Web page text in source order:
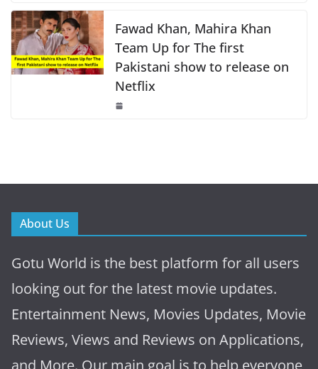
Fawad Khan, Mahira Khan
Team Up for The first
Pakistani show to release on
Netflix
About Us
Gotu World is the best platform for all users
looking out for the latest movie updates.
Entertainment News, Movies Updates, Movie
Reviews, Views and Reviews on Applications,